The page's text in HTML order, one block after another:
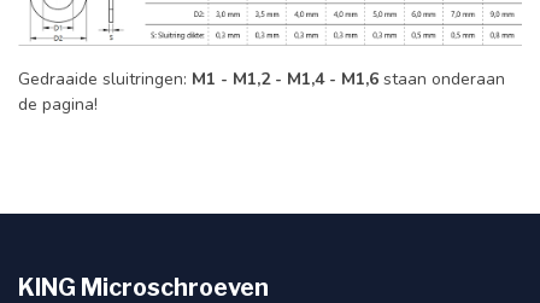
Gedraaide sluitringen: M1 - M1,2 - M1,4 - M1,6 staan onderaan
de pagina!
KING Microschroeven